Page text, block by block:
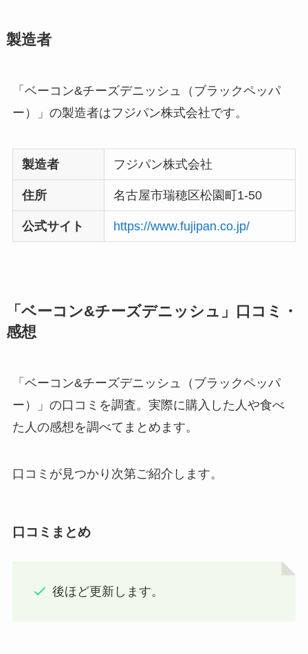
製造者
「ベーコン&チーズデニッシュ（ブラックペッパ
ー）」の製造者はフジパン株式会社です。
製造者 フジパン株式会社
住所 名古屋市瑞穂区松園町1-50
公式サイト https://www.fujipan.co.jp/
「ベーコン&チーズデニッシュ」口コミ・
感想
「ベーコン&チーズデニッシュ（ブラックペッパ
ー）」の口コミを調査。実際に購入した人や食べ
た人の感想を調べてまとめます。
口コミが見つかり次第ご紹介します。
口コミまとめ
後ほど更新します。